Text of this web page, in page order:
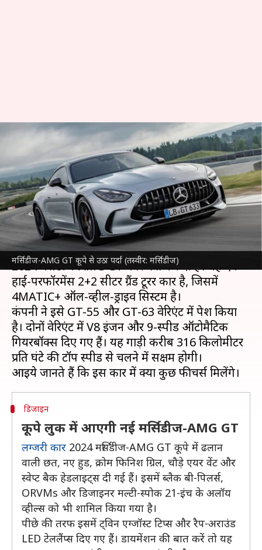
मर्सिडीज-AMG GT कूपे से उठा पर्दा (तस्वीर: मर्सिडीज)
2024 मर्सिडीज-AMG GT कूपे से उठा
पर्दा, इन फीचर्स के साथ दस्तक देगी
यह कार
लेखन अविनाश Aug 19, 2023 12:08 pm
क्या है खबर?
लग्जरी कार कंपनीमर्सिडीजने वैश्विक बाजार में अपनी
2024 मर्सिडीज-AMG GT कार पेश कर दी है। यह एक
हाई-परफॉरमेंस 2+2 सीटर ग्रैंड टूरर कार है, जिसमें
4MATIC+ ऑल-व्हील-ड्राइव सिस्टम है।
कंपनी ने इसे GT-55 और GT-63 वेरिएंट में पेश किया
है। दोनों वेरिएंट में V8 इंजन और 9-स्पीड ऑटोमैटिक
गियरबॉक्स दिए गए हैं। यह गाड़ी करीब 316 किलोमीटर
प्रति घंटे की टॉप स्पीड से चलने में सक्षम होगी।
डिजाइन
कूपे लुक में आएगी नई मर्सिडीज-AMG GT
लग्जरी कार 2024 मर्सिडीज-AMG GT कूपे में ढलान
वाली छत, नए हुड, क्रोम फिनिश ग्रिल, चौड़े एयर वेंट और
स्वेप्ट बैक हेडलाइट्स दी गई हैं। इसमें ब्लैक बी-पिलर्स,
ORVMs और डिजाइनर मल्टी-स्पोक 21-इंच के अलॉय
व्हील्स को भी शामिल किया गया है।
पीछे की तरफ इसमें ट्विन एग्जॉस्ट टिप्स और रैप-अराउंड
LED टेललैंप्स दिए गए हैं। डायमेंशन की बात करें तो यह